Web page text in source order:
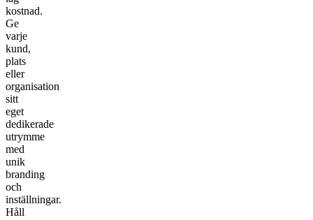
kostnad.
Ge
varje
kund,
plats
eller
organisation
sitt
eget
dedikerade
utrymme
med
unik
branding
och
inställningar.
Håll